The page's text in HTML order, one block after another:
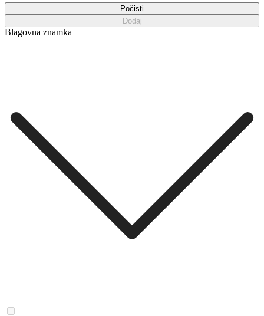
Počisti
Dodaj
Blagovna znamka